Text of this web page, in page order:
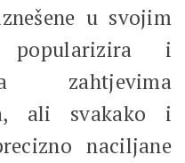
u svojim
popularizira i
zahtjevima
ali svakako i
naciljane